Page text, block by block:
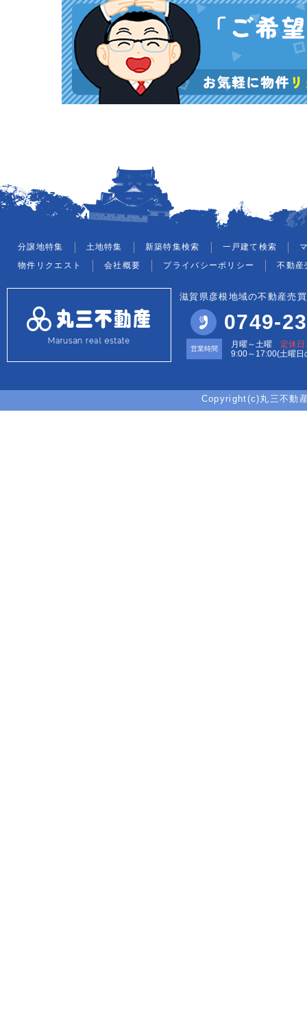
分譲地特集 土地特集 新築特集検索 一戸建て検索
物件リクエスト
会社概要 プライバシーポリシー 不動産
滋賀県彦根地域の不動産売
0749-
営業時間 月曜～土曜 定休
9:00～17:00(土曜日
Copyright(c)丸三不動